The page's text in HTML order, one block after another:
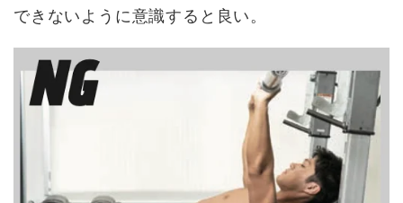
できないように意識すると良い。